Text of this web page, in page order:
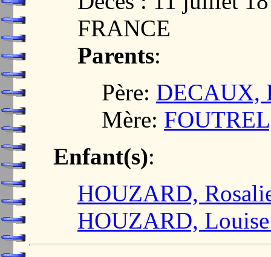
FRANCE
Parents:
Père: DECAUX,
Mère:
Enfant(s):
HOUZARD,
HOUZARD,